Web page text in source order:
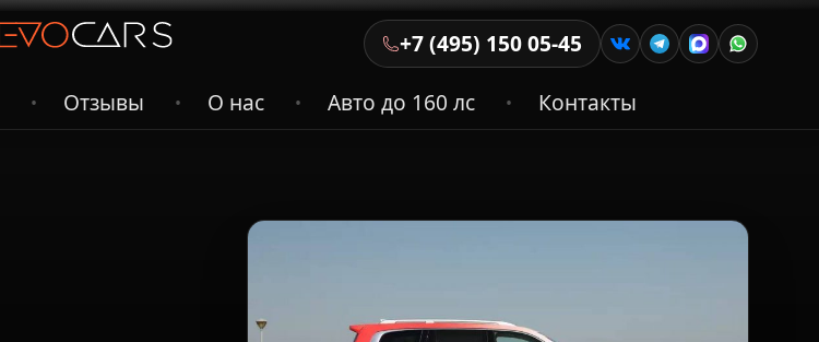
+7 (495) 150 05-45
• Отзывы • О нас • Авто до 160 лс • Контакты